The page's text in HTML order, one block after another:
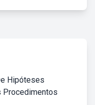
Hipóteses
Procedimentos